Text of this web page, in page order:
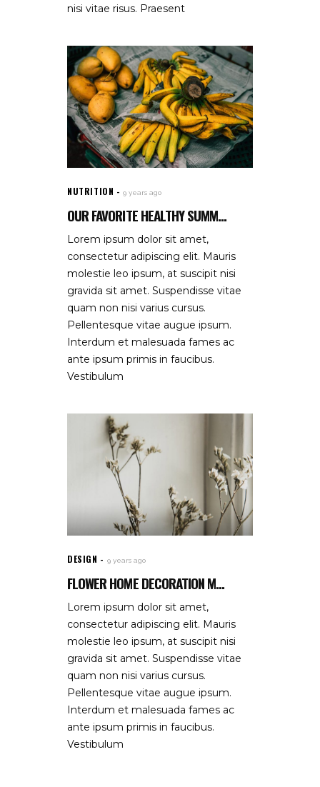
nisi vitae risus. Praesent
NUTRITION 9 years ago
OUR FAVORITE HEALTHY SUMM...
Lorem ipsum dolor sit amet,
consectetur adipiscing elit. Mauris
molestie leo ipsum, at suscipit nisi
gravida sit amet. Suspendisse vitae
quam non nisi varius cursus.
Pellentesque vitae augue ipsum.
Interdum et malesuada fames ac
ante ipsum primis in faucibus.
Vestibulum
DESIGN 9 years ago
FLOWER HOME DECORATION M...
Lorem ipsum dolor sit amet,
consectetur adipiscing elit. Mauris
molestie leo ipsum, at suscipit nisi
gravida sit amet. Suspendisse vitae
quam non nisi varius cursus.
Pellentesque vitae augue ipsum.
Interdum et malesuada fames ac
ante ipsum primis in faucibus.
Vestibulum